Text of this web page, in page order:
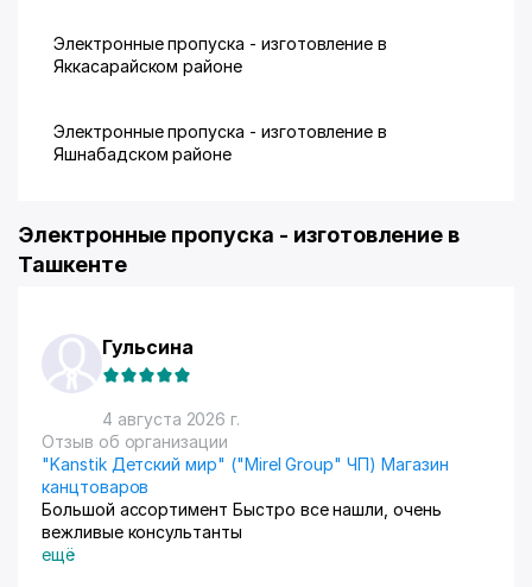
Электронные пропуска - изготовление в
Яккасарайском районе
Электронные пропуска - изготовление в
Яшнабадском районе
Электронные пропуска - изготовление в
Ташкенте
Гульсина
4 августа 2026 г.
Отзыв об организации
"Kanstik Детский мир" ("Mirel Group" ЧП) Магазин
канцтоваров
Большой ассортимент Быстро все нашли, очень
вежливые консультанты
ещё